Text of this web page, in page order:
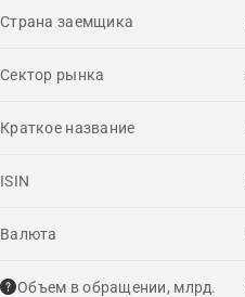
Страна заемщика
Сектор рынка
Краткое название
ISIN
Валюта
Объем в обращении, млрд.